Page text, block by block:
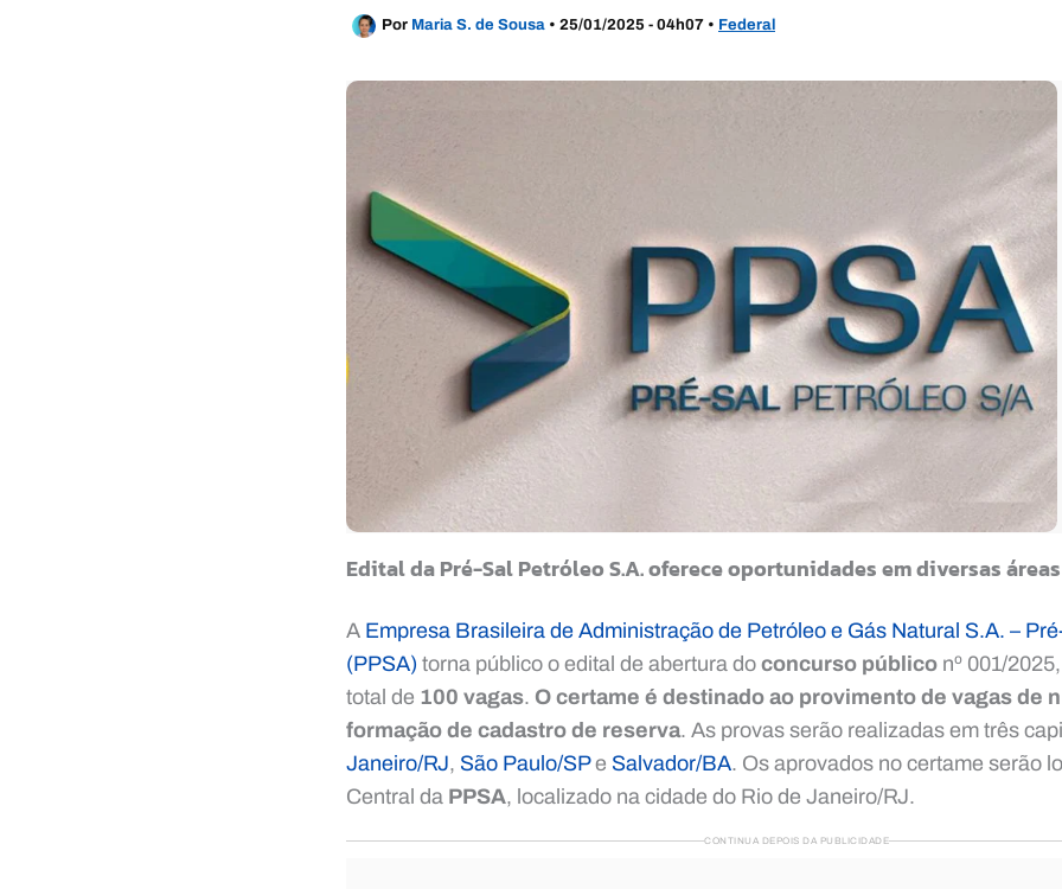
Por Maria S. de Sousa • 25/01/2025 - 04h07 • Federal
Edital da Pré-Sal Petróleo S.A. oferece oportunidades em diversas áreas
A Empresa Brasileira de Administração de Petróleo e Gás Natural S.A. –
(PPSA) torna público o edital de abertura do concurso público nº 001/
total de 100 vagas. O certame é destinado ao provimento de vagas de
formação de cadastro de reserva. As provas serão realizadas em três
Janeiro/RJ, São Paulo/SPe Salvador/BA. Os aprovados no certame serão
Central da PPSA, localizado na cidade do Rio de Janeiro/RJ.
CONTINUA DEPOIS DA PUBLICIDADE